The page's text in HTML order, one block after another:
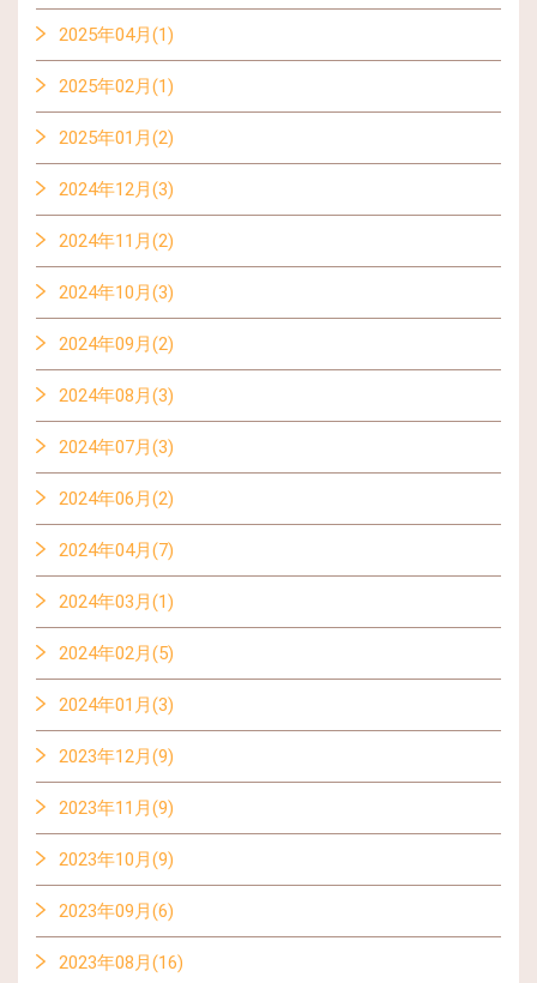
2025年04月(1)
2025年02月(1)
2025年01月(2)
2024年12月(3)
2024年11月(2)
2024年10月(3)
2024年09月(2)
2024年08月(3)
2024年07月(3)
2024年06月(2)
2024年04月(7)
2024年03月(1)
2024年02月(5)
2024年01月(3)
2023年12月(9)
2023年11月(9)
2023年10月(9)
2023年09月(6)
2023年08月(16)